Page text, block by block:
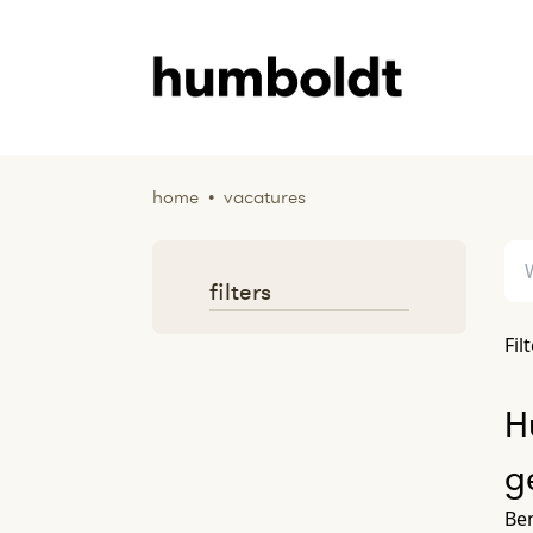
home • vacatures
filters